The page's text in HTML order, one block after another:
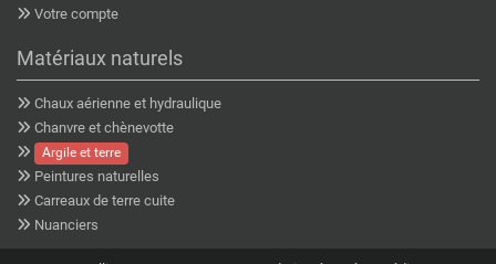
Votre compte
Matériaux naturels
Chaux aérienne et hydraulique
Chanvre et chènevotte
Argile et terre
Peintures naturelles
Carreaux de terre cuite
Nuanciers